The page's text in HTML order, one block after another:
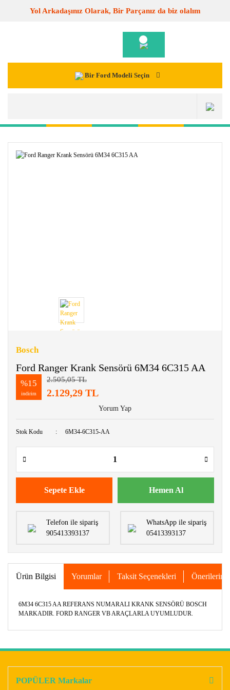
Yol Arkadaşınız Olarak, Bir Parçanız da biz olalım
Bir Ford Modeli Seçin
Bosch
Ford Ranger Krank Sensörü 6M34 6C315 AA
%15
indirim
2.505,05 TL
2.129,29 TL
Yorum Yap
Stok Kodu 6M34-6C315-AA
Sepete Ekle Hemen Al
Telefon ile sipariş
905413393137
WhatsApp ile sipariş
05413393137
Ürün Bilgisi Yorumlar Taksit Seçenekleri Önerileriniz
6M34 6C315 AA REFERANS NUMARALI KRANK SENSÖRÜ BOSCH
MARKADIR. FORD RANGER VB ARAÇLARLA UYUMLUDUR.
POPÜLER Markalar